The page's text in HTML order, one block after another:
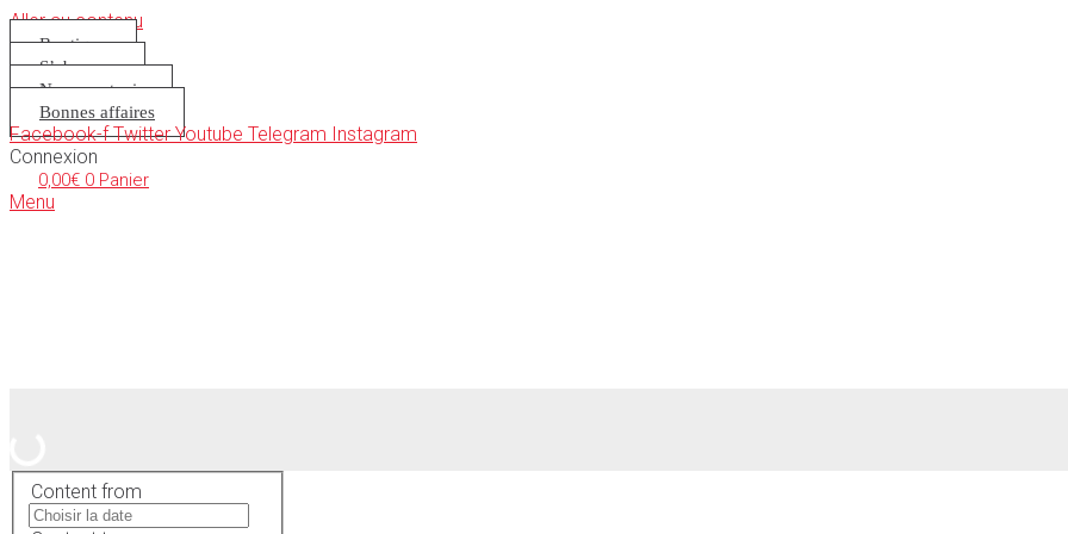
Aller au contenu
Boutique
S’abonner
Nous soutenir
Bonnes affaires
Facebook-f Twitter Youtube Telegram Instagram
Connexion
0,00€ 0 Panier
Menu
Content from